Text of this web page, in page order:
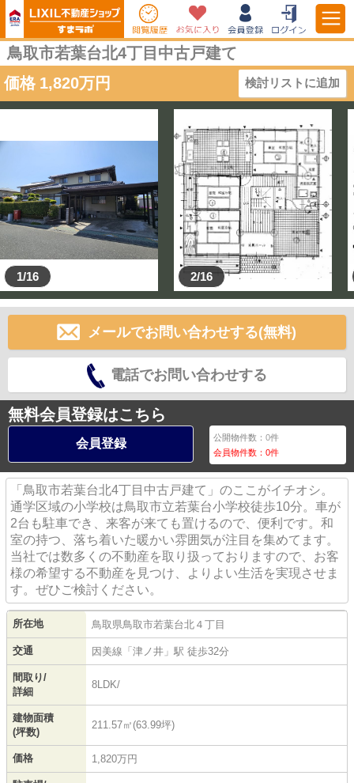
鳥取市若葉台北4丁目中古戸建て
価格 1,820万円 検討リストに追加
1/16 2/16
メールでお問い合わせする(無料)
電話でお問い合わせする
無料会員登録はこちら
会員登録 公開物件数：0件
会員物件数：0件
「鳥取市若葉台北4丁目中古戸建て」のここがイチオシ。
通学区域の小学校は鳥取市立若葉台小学校徒歩10分。車が
2台も駐車でき、来客が来ても置けるので、便利です。和
室の持つ、落ち着いた暖かい雰囲気が注目を集めてます。
当社では数多くの不動産を取り扱っておりますので、お客
様の希望する不動産を見つけ、よりよい生活を実現させま
す。ぜひご検討ください。
所在地 鳥取県鳥取市若葉台北 ４丁目
交通 因美線 「 津ノ井 」駅 徒歩32分
間取り/
詳細
8LDK/
建物面積
(坪数)
211.57㎡(63.99坪)
価格 1,820万円